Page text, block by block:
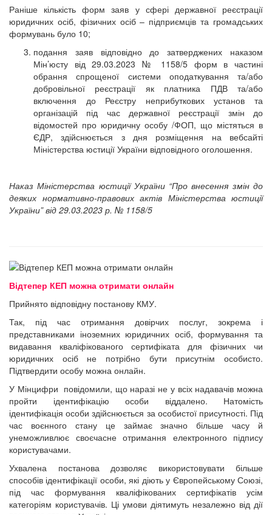
Раніше кількість форм заяв у сфері державної реєстрації
юридичних осіб, фізичних осіб – підприємців та громадських
формувань було 10;
подання заяв відповідно до затверджених наказом
Мін’юсту від 29.03.2023 № 1158/5 форм в частині
обрання спрощеної системи оподаткування та/або
добровільної реєстрації як платника ПДВ та/або
включення до Реєстру неприбуткових установ та
організацій під час державної реєстрації змін до
відомостей про юридичну особу /ФОП, що містяться в
ЄДР, здійснюється з дня розміщення на вебсайті
Міністерства юстиції України відповідного оголошення.
Наказ Міністерства юстиції України “Про внесення змін до
деяких нормативно-правових актів Міністерства юстиції
України” від 29.03.2023 р. № 1158/5
Відтепер КЕП можна отримати онлайн
Прийнято відповідну постанову КМУ.
Так, під час отримання довірчих послуг, зокрема і
представниками іноземних юридичних осіб, формування та
видавання кваліфікованого сертифіката для фізичних чи
юридичних осіб не потрібно бути присутнім особисто.
Підтвердити особу можна онлайн.
У Мінцифри повідомили, що наразі не у всіх надавачів можна
пройти ідентифікацію особи віддалено. Натомість
ідентифікація особи здійснюється за особистої присутності. Під
час воєнного стану це займає значно більше часу й
унеможливлює своєчасне отримання електронного підпису
користувачами.
Ухвалена постанова дозволяє використовувати більше
способів ідентифікації особи, які діють у Європейському Союзі,
під час формування кваліфікованих сертифікатів усім
категоріям користувачів. Ці умови діятимуть незалежно від дії